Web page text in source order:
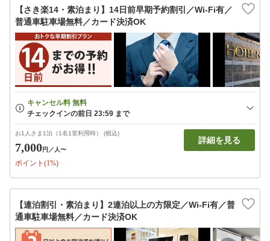
【さき楽14・素泊まり】14日前早期予約割引／Wi-Fi有／
普通車駐車場無料／カード決済OK
お1人さま1泊（1名1室利用時） (税込)
7,000円 ／人〜
ポイント(1%)
詳細を見る
【連泊割引・素泊まり】2連泊以上の方限定／Wi-Fi有／普
通車駐車場無料／カード決済OK